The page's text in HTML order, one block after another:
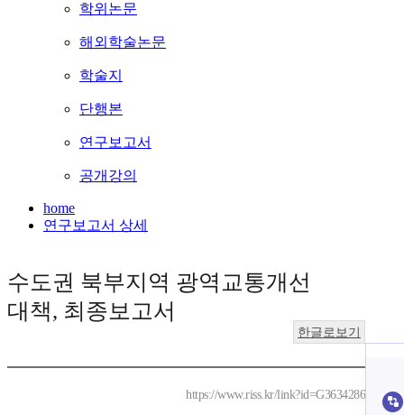
학위논문
해외학술논문
학술지
단행본
연구보고서
공개강의
home
연구보고서 상세
수도권 북부지역 광역교통개선
대책, 최종보고서
한글로보기
https://www.riss.kr/link?id=G3634286